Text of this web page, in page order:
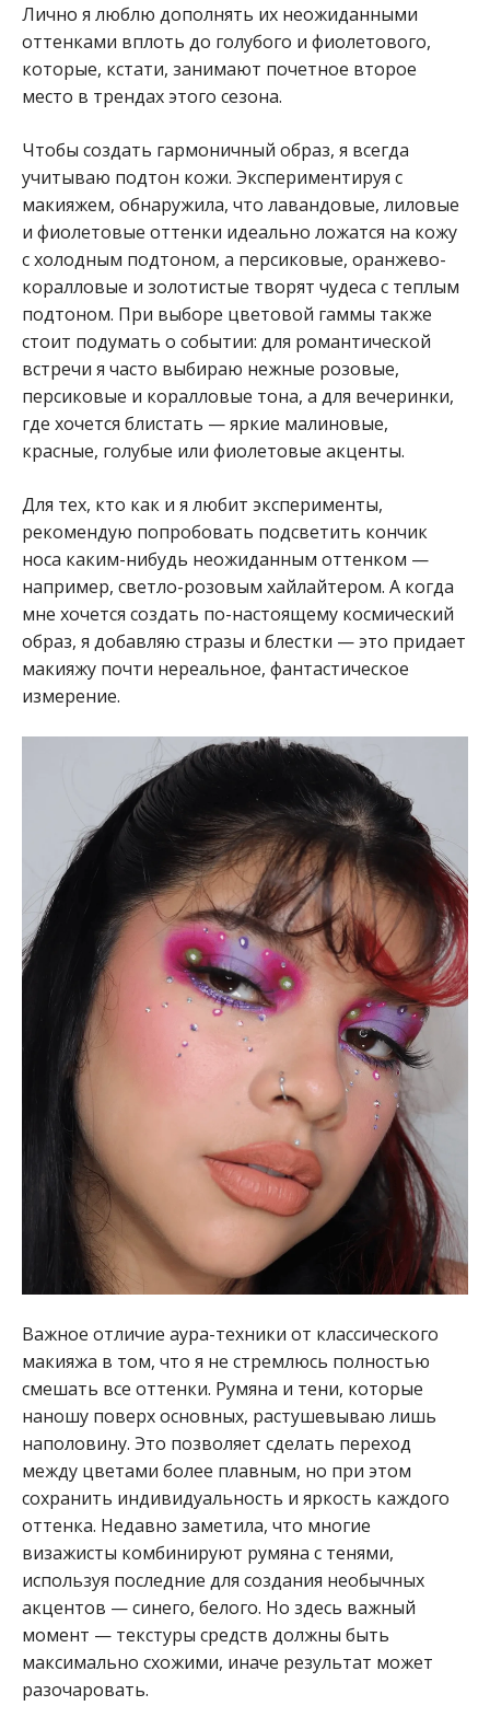
Лично я люблю дополнять их неожиданными
оттенками вплоть до голубого и фиолетового,
которые, кстати, занимают почетное второе
место в трендах этого сезона.
Чтобы создать гармоничный образ, я всегда
учитываю подтон кожи. Экспериментируя с
макияжем, обнаружила, что лавандовые, лиловые
и фиолетовые оттенки идеально ложатся на кожу
с холодным подтоном, а персиковые, оранжево-
коралловые и золотистые творят чудеса с теплым
подтоном. При выборе цветовой гаммы также
стоит подумать о событии: для романтической
встречи я часто выбираю нежные розовые,
персиковые и коралловые тона, а для вечеринки,
где хочется блистать — яркие малиновые,
красные, голубые или фиолетовые акценты.
Для тех, кто как и я любит эксперименты,
рекомендую попробовать подсветить кончик
носа каким-нибудь неожиданным оттенком —
например, светло-розовым хайлайтером. А когда
мне хочется создать по-настоящему космический
образ, я добавляю стразы и блестки — это придает
макияжу почти нереальное, фантастическое
измерение.
Важное отличие аура-техники от классического
макияжа в том, что я не стремлюсь полностью
смешать все оттенки. Румяна и тени, которые
наношу поверх основных, растушевываю лишь
наполовину. Это позволяет сделать переход
между цветами более плавным, но при этом
сохранить индивидуальность и яркость каждого
оттенка. Недавно заметила, что многие
визажисты комбинируют румяна с тенями,
используя последние для создания необычных
акцентов — синего, белого. Но здесь важный
момент — текстуры средств должны быть
максимально схожими, иначе результат может
разочаровать.